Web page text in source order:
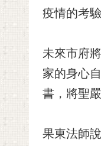
疫情的考驗
未來市府
家的身心
書，將聖
果東法師